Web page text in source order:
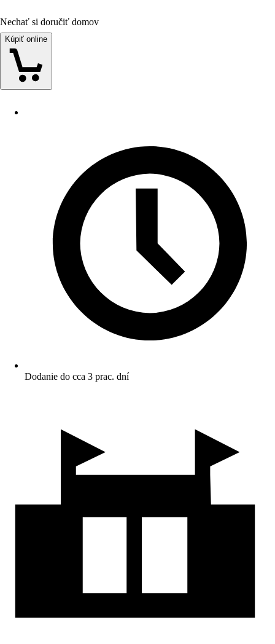
Nechať si doručiť domov
Kúpiť online
Dodanie do cca 3 prac. dní